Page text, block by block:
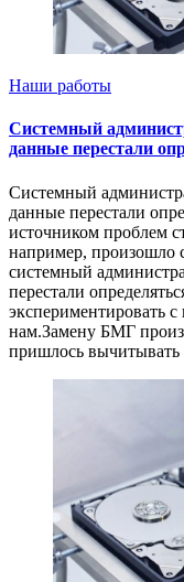
Наши работы
Системный
данные перестали
Системный
данные перестали
источником проблем
например, произошло
системный
перестали
экспериментировать
нам.Замену БМГ
пришлось